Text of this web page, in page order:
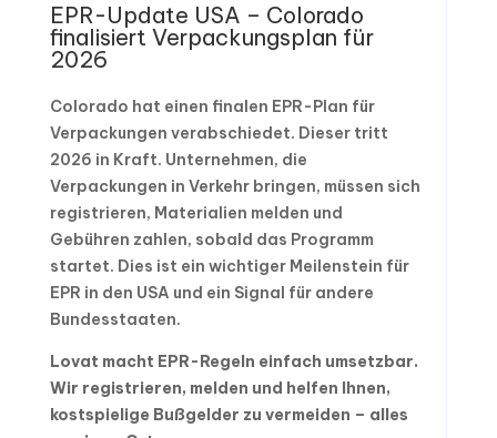
EPR-Update USA – Colorado
finalisiert Verpackungsplan für
2026
Colorado hat einen finalen EPR-Plan für
Verpackungen verabschiedet. Dieser tritt
2026 in Kraft. Unternehmen, die
Verpackungen in Verkehr bringen, müssen sich
registrieren, Materialien melden und
Gebühren zahlen, sobald das Programm
startet. Dies ist ein wichtiger Meilenstein für
EPR in den USA und ein Signal für andere
Bundesstaaten.
Lovat macht EPR-Regeln einfach umsetzbar.
Wir registrieren, melden und helfen Ihnen,
kostspielige Bußgelder zu vermeiden – alles